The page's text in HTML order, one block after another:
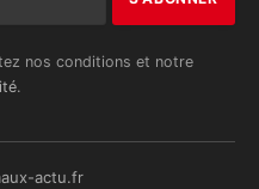
nos conditions et notre
.
actu.fr